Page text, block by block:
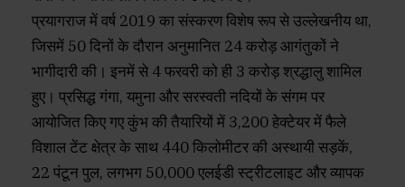
प्रयागराज में वर्ष 2019 का संस्करण विशेष रूप से उल्लेखनीय था,
जिसमें 50 दिनों के दौरान अनुमानित 24 करोड़ आगंतुकों ने
भागीदारी की। इनमें से 4 फरवरी को ही 3 करोड़ श्रद्धालु शामिल
हुए। प्रसिद्ध गंगा, यमुना और सरस्वती नदियों के संगम पर
आयोजित किए गए कुंभ की तैयारियों में 3,200 हेक्टेयर में फैले
विशाल टेंट क्षेत्र के साथ 440 किलोमीटर की अस्थायी सड़कें,
22 पंटून पुल, लगभग 50,000 एलईडी स्ट्रीटलाइट और व्यापक